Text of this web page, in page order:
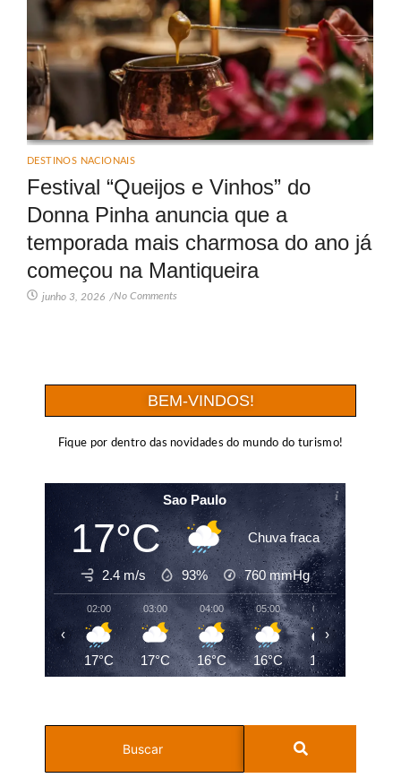
DESTINOS NACIONAIS
Festival “Queijos e Vinhos” do
Donna Pinha anuncia que a
temporada mais charmosa do ano já
começou na Mantiqueira
junho 3, 2026 /No Comments
BEM-VINDOS!
Fique por dentro das novidades do mundo do turismo!
Sao Paulo
17°C Chuva fraca
2.4 m/s 93% 760mmHg
02:00
17°C
03:00
17°C
04:00
16°C
05:00
16°C
06:00
16°C
‹ ›